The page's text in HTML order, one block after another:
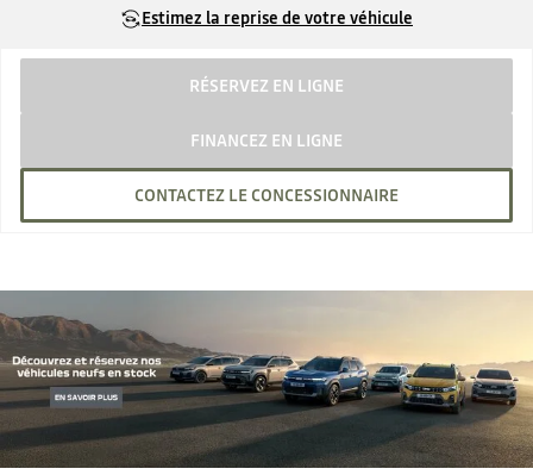
Estimez la reprise de votre véhicule
RÉSERVEZ EN LIGNE
FINANCEZ EN LIGNE
CONTACTEZ LE CONCESSIONNAIRE